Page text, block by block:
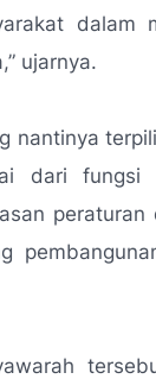
dalam
ujarnya.
nantinya
dari fungsi